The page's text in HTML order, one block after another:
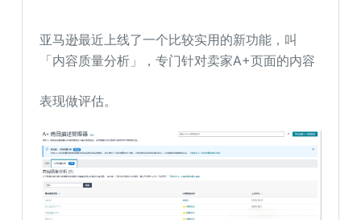
亚马逊最近上线了一个比较实用的新功能，叫
「内容质量分析」，专门针对卖家A+页面的内容
表现做评估。